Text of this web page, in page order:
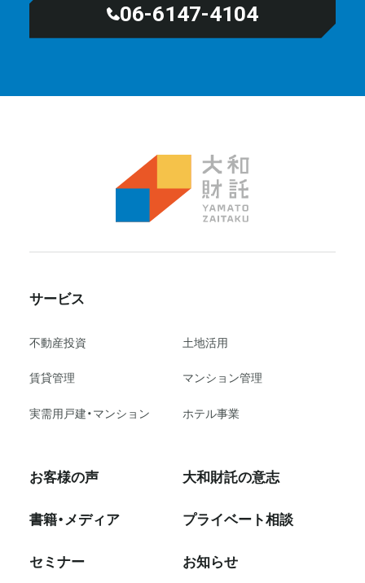
06-6147-4104
サービス
不動産投資
⼟地活⽤
賃貸管理
マンション管理
実需用戸建・マンション
ホテル事業
お客様の声
書籍・メディア
セミナー
大和財託の意志
プライベート相談
お知らせ